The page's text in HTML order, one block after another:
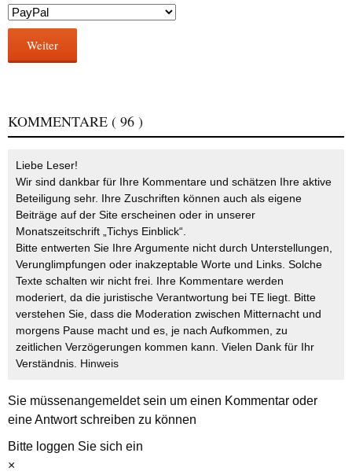
Weiter
KOMMENTARE ( 96 )
Liebe Leser!
Wir sind dankbar für Ihre Kommentare und schätzen Ihre aktive
Beteiligung sehr. Ihre Zuschriften können auch als eigene
Beiträge auf der Site erscheinen oder in unserer
Monatszeitschrift „Tichys Einblick“.
Bitte entwerten Sie Ihre Argumente nicht durch Unterstellungen,
Verunglimpfungen oder inakzeptable Worte und Links. Solche
Texte schalten wir nicht frei. Ihre Kommentare werden
moderiert, da die juristische Verantwortung bei TE liegt. Bitte
verstehen Sie, dass die Moderation zwischen Mitternacht und
morgens Pause macht und es, je nach Aufkommen, zu
zeitlichen Verzögerungen kommen kann. Vielen Dank für Ihr
Verständnis. Hinweis
Sie müssenangemeldetsein um einen Kommentar oder
eine Antwort schreiben zu können
Bitte loggen Sie sich ein
×